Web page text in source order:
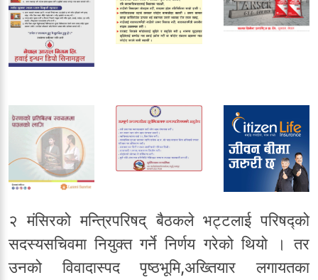
२ मंसिरको मन्त्रिपरिषद् बैठकले भट्टलाई परिषद्को
सदस्यसचिवमा नियुक्त गर्ने निर्णय गरेको थियो । तर
उनको विवादास्पद पृष्ठभूमि,अख्तियार लगायतका